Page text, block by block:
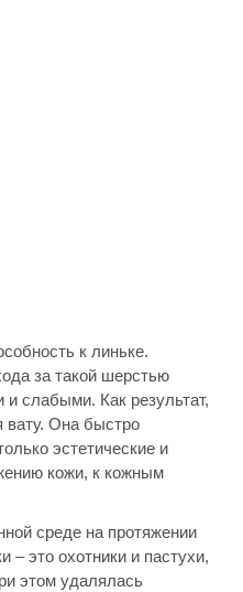
к линьке.
за такой шерстью
слабыми. Как результат,
вату. Она быстро
эстетические и
кожи, к кожным
среде на протяжении
– это охотники и пастухи,
этом удалялась